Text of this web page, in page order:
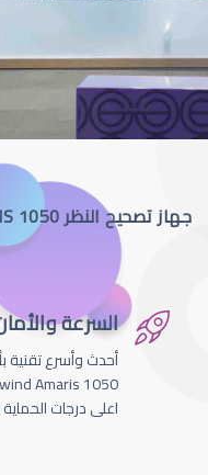
جهاز تصحيح النظر SCHWIND AMARIS 1050
السرعة
أحدث وأسرع تقنية
اعلى درجات